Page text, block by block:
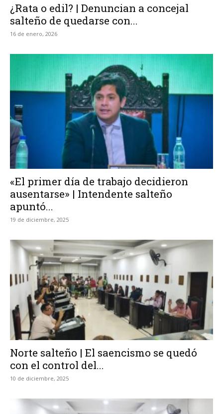
¿Rata o edil? | Denuncian a concejal
salteño de quedarse con...
16 de enero, 2026
«El primer día de trabajo decidieron
ausentarse» | Intendente salteño
apuntó...
19 de diciembre, 2025
Norte salteño | El saencismo se quedó
con el control del...
10 de diciembre, 2025